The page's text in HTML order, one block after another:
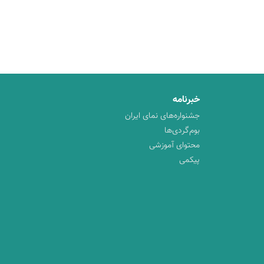
خبرنامه
جشنواره‌های نمای ایران
بوم‌گردی‌ها
محتوای آموزشی
پیکمی